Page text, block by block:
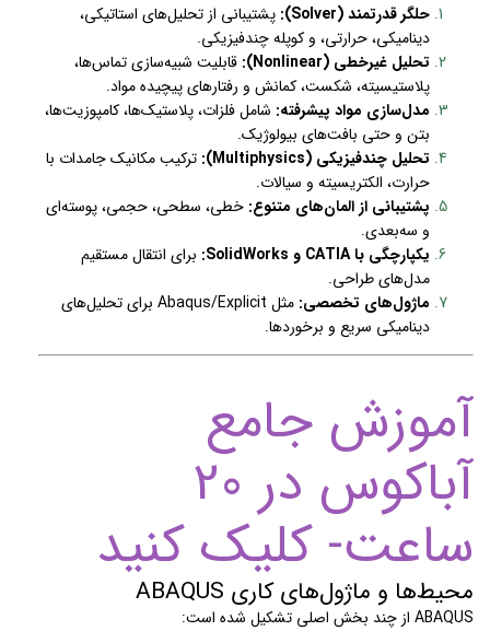
حلگر قدرتمند (Solver):
پشتیبانی از تحلیل‌های استاتیکی،
دینامیکی، حرارتی، و کوپله چندفیزیکی.
تحلیل غیرخطی (Nonlinear):
قابلیت شبیه‌سازی تماس‌ها،
پلاستیسیته، شکست، کمانش و رفتارهای پیچیده مواد.
مدل‌سازی مواد پیشرفته: شامل فلزات، پلاستیک‌ها، کامپوزیت‌ها،
بتن و حتی بافت‌های بیولوژیک.
تحلیل چندفیزیکی (Multiphysics):
ترکیب مکانیک جامدات با
حرارت، الکتریسیته و سیالات.
پشتیبانی از المان‌های متنوع: خطی، سطحی، حجمی، پوسته‌ای
و سه‌بعدی.
یکپارچگی با CATIA و SolidWorks:
برای انتقال مستقیم
مدل‌های طراحی.
ماژول‌های تخصصی:
مثل Abaqus/Explicit برای تحلیل‌های
دینامیکی سریع و برخوردها.
آموزش جامع
آباکوس در 20
ساعت- کلیک کنید
محیط‌ها و ماژول‌های کاری ABAQUS
ABAQUS از چند بخش اصلی تشکیل شده است: